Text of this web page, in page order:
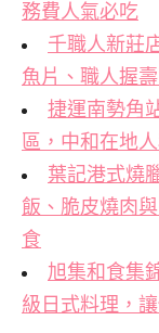
務費人氣必吃
千職人新莊
魚片、職人握
捷運南勢角
區，中和在地
葉記港式燒
飯、脆皮燒肉
食
旭集和食集
級日式料理，